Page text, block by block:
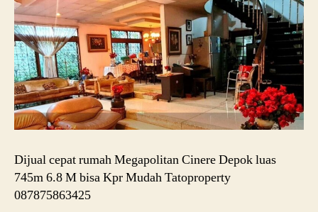
Dijual cepat rumah Megapolitan Cinere Depok luas
745m 6.8 M bisa Kpr Mudah Tatoproperty
087875863425